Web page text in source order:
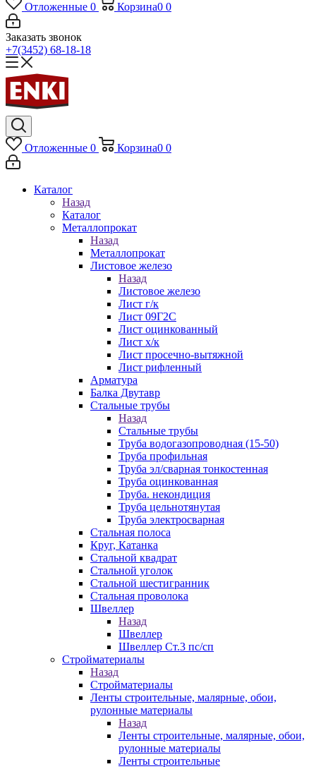
Отложенные 0 Корзина0 0
Заказать звонок
+7(3452) 68-18-18
Отложенные 0 Корзина0 0
Каталог
Назад
Каталог
Металлопрокат
Назад
Металлопрокат
Листовое железо
Назад
Листовое железо
Лист г/к
Лист 09Г2С
Лист оцинкованный
Лист х/к
Лист просечно-вытяжной
Лист рифленный
Арматура
Балка Двутавр
Стальные трубы
Назад
Стальные трубы
Труба водогазопроводная (15-50)
Труба профильная
Труба эл/сварная тонкостенная
Труба оцинкованная
Труба. некондиция
Труба цельнотянутая
Труба электросварная
Стальная полоса
Круг, Катанка
Стальной квадрат
Стальной уголок
Стальной шестигранник
Стальная проволока
Швеллер
Назад
Швеллер
Швеллер Ст.3 пс/сп
Стройматериалы
Назад
Стройматериалы
Ленты строительные, малярные, обои,
рулонные материалы
Назад
Ленты строительные, малярные, обои,
рулонные материалы
Ленты строительные